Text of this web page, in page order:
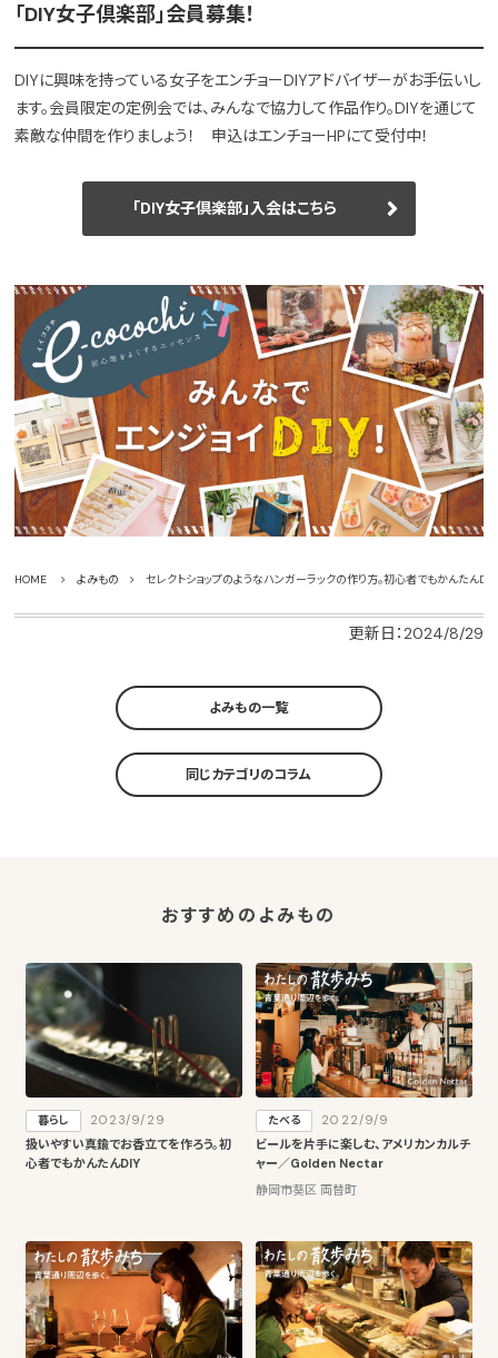
「DIY女子倶楽部」会員募集！
DIYに興味を持っている女子をエンチョーDIYアドバイザーがお手伝いし
ます。会員限定の定例会では、みんなで協力して作品作り。DIYを通じて
素敵な仲間を作りましょう！ 申込はエンチョーHPにて受付中！
「DIY女子倶楽部」入会はこちら
HOME よみもの セレクトショップのようなハンガーラックの作り方。初心者でもかんたんDIY
更新日：2024/8/29
よみもの一覧
同じカテゴリのコラム
おすすめのよみもの
暮らし
2023/9/29
扱いやすい真鍮でお香立てを作ろう。初
心者でもかんたんDIY
たべる
2022/9/9
ビールを片手に楽しむ、アメリカンカルチ
ャー／Golden Nectar
静岡市葵区 両替町